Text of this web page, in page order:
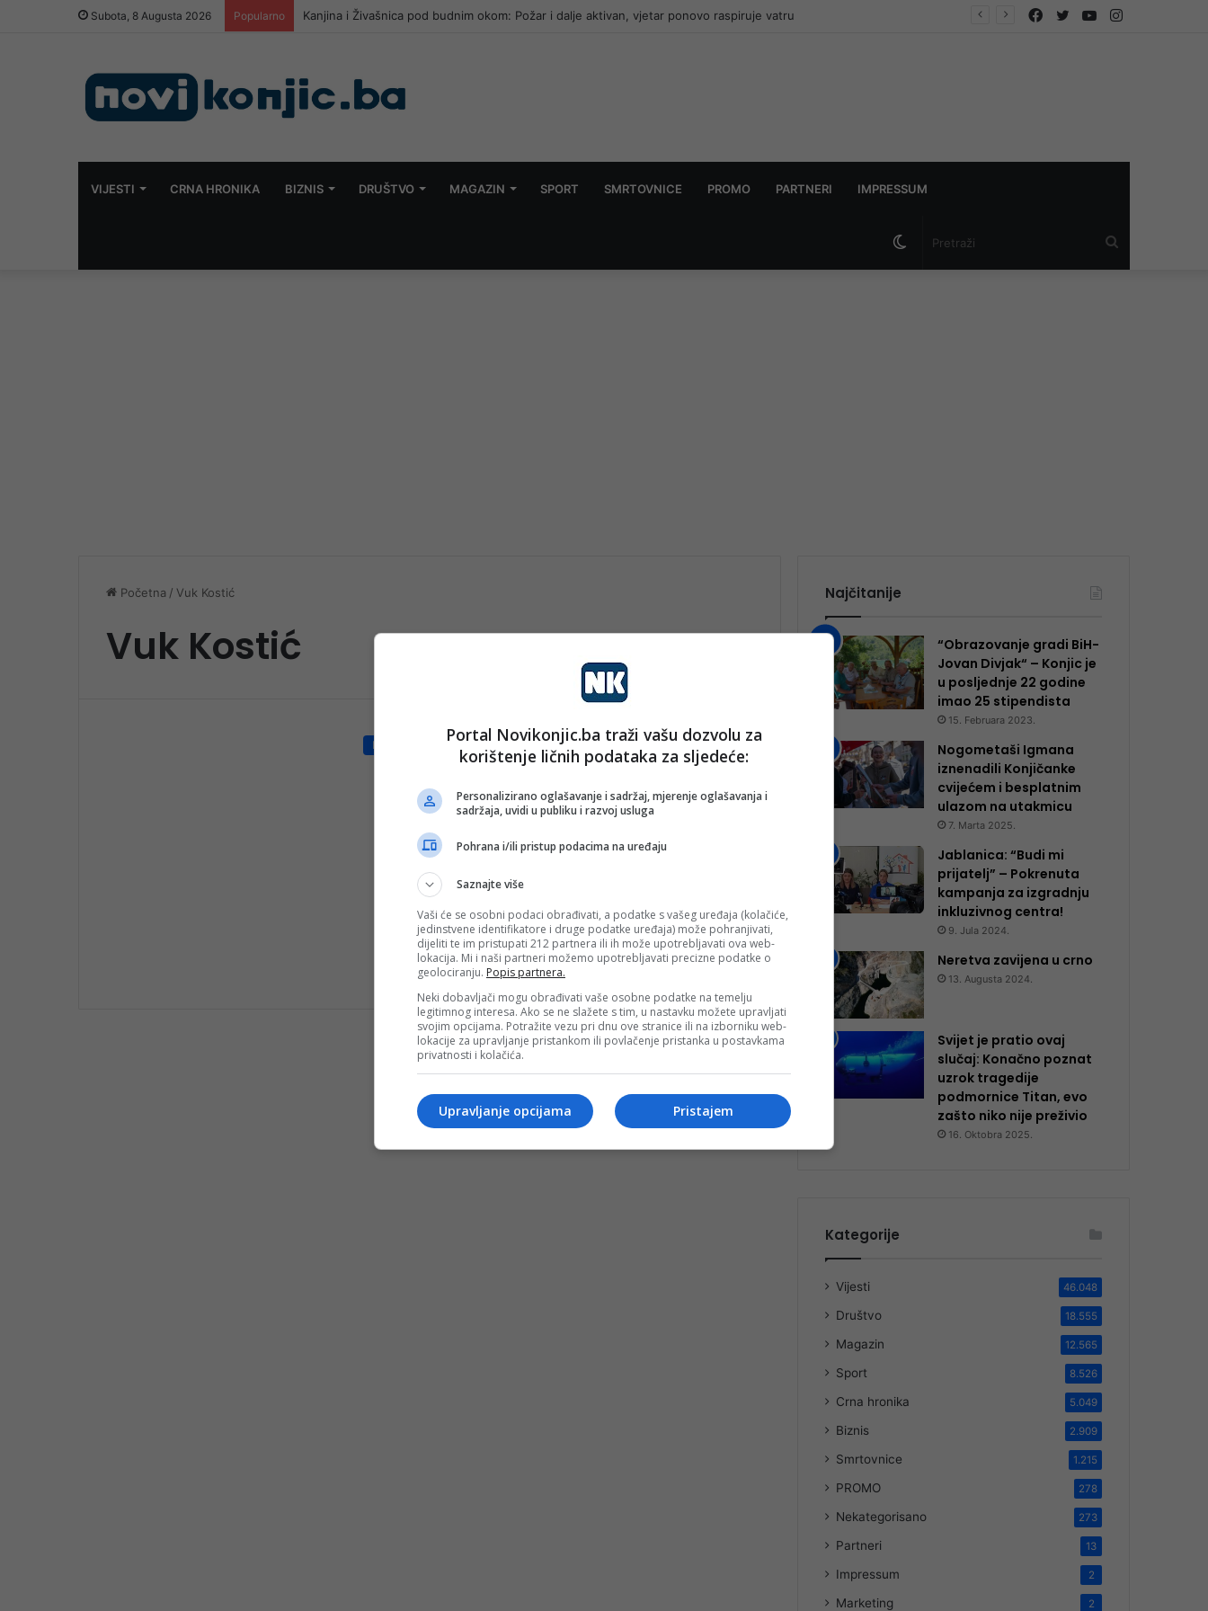
Subota, 8 Augusta 2026 Popularno Kanjina i Živašnica pod budnim okom: Požar i dalje aktivan, vjetar ponovo raspiruje vatru YouTube
Twitter
Facebook
VIJESTI CRNA HRONIKA BIZNIS DRUŠTVO MAGAZIN SPORT SMRTOVNICE PROMO PARTNERI IMPRESSUM
Switch
Početna / Vuk Kostić
Vuk Kostić
Društvo
Skandalozne izjave glumca:
Negirao bosanski jezik, želi zid
između Srbije i Hrvatske
za Sputnik iznenadio je odvratnim izjavama poručivši
da bi trebalo izgraditi Berlinski zid između država.
Iako je intervju…
Pročitaj više
Najčitanije
“Obrazovanje gradi BiH-
Jovan Divjak“ – Konjic je
u posljednje 22 godine
imao 25 ​​stipendista
15. Februara 2023.
Nogometaši Igmana
iznenadili Konjičanke
cvijećem i besplatnim
ulazom na utakmicu
7. Marta 2025.
Jablanica: “Budi mi
prijatelj” – Pokrenuta
kampanja za izgradnju
inkluzivnog centra!
9. Jula 2024.
Neretva zavijena u crno
13. Augusta 2024.
Svijet je pratio ovaj
slučaj: Konačno poznat
uzrok tragedije
podmornice Titan, evo
zašto niko nije preživio
16. Oktobra 2025.
Kategorije
Vijesti 46.048
Društvo 18.555
Magazin 12.565
Sport 8.526
Crna hronika 5.049
Biznis 2.909
Smrtovnice 1.215
PROMO 278
Nekategorisano 273
Partneri 13
Impressum 2
Marketing 2
Portal Novikonjic.ba traži vašu dozvolu za
korištenje ličnih podataka za sljedeće:
Personalizirano oglašavanje i sadržaj, mjerenje oglašavanja i
sadržaja, uvidi u publiku i razvoj usluga
Pohrana i/ili pristup podacima na uređaju
Saznajte više
Vaši će se osobni podaci obrađivati, a podatke s vašeg uređaja (kolačiće,
jedinstvene identifikatore i druge podatke uređaja) može pohranjivati,
dijeliti te im pristupati 212 partnera ili ih može upotrebljavati ova web-
lokacija. Mi i naši partneri možemo upotrebljavati precizne podatke o
geolociranju. Popis partnera.
Neki dobavljači mogu obrađivati vaše osobne podatke na temelju
legitimnog interesa. Ako se ne slažete s tim, u nastavku možete upravljati
svojim opcijama. Potražite vezu pri dnu ove stranice ili na izborniku web-
lokacije za upravljanje pristankom ili povlačenje pristanka u postavkama
privatnosti i kolačića.
Pristajem
Upravljanje opcijama